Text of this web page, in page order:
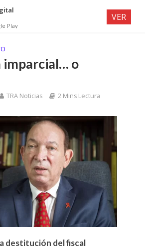
imparcial… o
TRA Noticias 2 Mins Lectura
destitución del fiscal
Play
VER